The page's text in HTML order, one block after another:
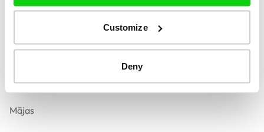
Customize
Deny
Navigācija
Mājas
Droša maksājumu veikšana